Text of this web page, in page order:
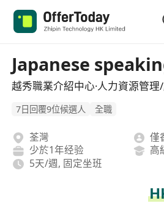
Japanese
越秀職業介紹中心·人力資源管理
7日回覆9位候選人 全職
荃灣
僅
少於1年经验
高
5天/週, 固定坐班